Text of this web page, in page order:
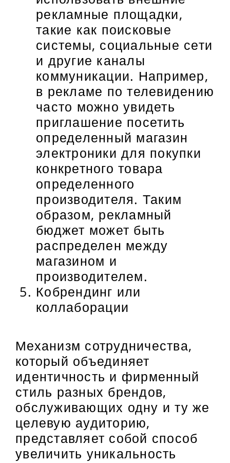
рекламные площадки,
такие как поисковые
системы, социальные сети
и другие каналы
коммуникации. Например,
в рекламе по телевидению
часто можно увидеть
приглашение посетить
определенный магазин
электроники для покупки
конкретного товара
определенного
производителя. Таким
образом, рекламный
бюджет может быть
распределен между
магазином и
производителем.
Кобрендинг или
коллаборации
Механизм сотрудничества,
который объединяет
идентичность и фирменный
стиль разных брендов,
обслуживающих одну и ту же
целевую аудиторию,
представляет собой способ
увеличить уникальность